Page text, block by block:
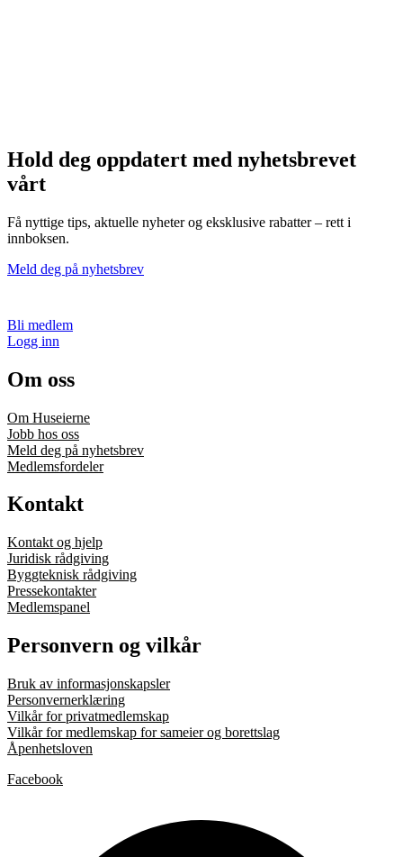
Hold deg oppdatert med nyhetsbrevet
vårt
Få nyttige tips, aktuelle nyheter og eksklusive rabatter – rett i
innboksen.
Meld deg på nyhetsbrev
Bli medlem
Logg inn
Om oss
Om Huseierne
Jobb hos oss
Meld deg på nyhetsbrev
Medlemsfordeler
Kontakt
Kontakt og hjelp
Juridisk rådgiving
Byggteknisk rådgiving
Pressekontakter
Medlemspanel
Personvern og vilkår
Bruk av informasjonskapsler
Personvernerklæring
Vilkår for privatmedlemskap
Vilkår for medlemskap for sameier og borettslag
Åpenhetsloven
Facebook